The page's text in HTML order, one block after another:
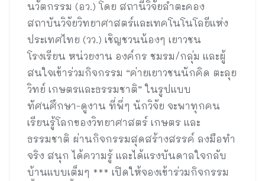
นวัตกรรม (อว.) โดย สถานีวิจัยลำตะคอง
สถาบันวิจัยวิทยาศาสตร์และเทคโนโนโลยีแห่ง
ประเทศไทย (วว.) เชิญชวนน้องๆ เยาวชน
โรงเรียน หน่วยงาน องค์กร ชมรม/กลุ่ม และผู้
สนใจเข้าร่วมกิจกรรม “ค่ายเยาวชนนักคิด ตะลุย
วิทย์ เกษตรและธรรมชาติ” ในรูปแบบ
ทัศนศึกษา-ดูงาน ที่พี่ๆ นักวิจัย จะพาทุกคน
เรียนรู้โลกของวิทยาศาสตร์ เกษตร และ
ธรรมชาติ ผ่านกิจกรรมสุดสร้างสรรค์ ลงมือทำ
จริง สนุก ได้ความรู้ และได้แรงบันดาลใจกลับ
บ้านแบบเต็มๆ *** เปิดให้จองเข้าร่วมกิจกรรม